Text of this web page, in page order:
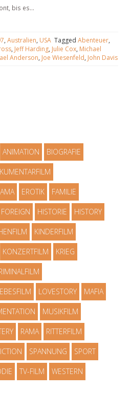
bis es...
, Australien, USA Tagged Abenteuer,
, Jeff Harding, Julie Cox, Michael
Anderson, Joe Wiesenfeld, John Davis
ANIMATION BIOGRAFIE
EROTIK FAMILIE
FOREIGN HISTORIE HISTORY
KINDERFILM
KONZERTFILM KRIEG
LOVESTORY MAFIA
MUSIKFILM
RAMA RITTERFILM
SPANNUNG SPORT
TV-FILM WESTERN